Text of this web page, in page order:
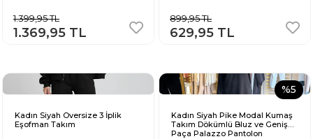
1.399,95 TL
1.369,95 TL
899,95 TL
629,95 TL
Kadın Siyah Oversize 3 İplik
Eşofman Takım
%5
Kadın Siyah Pike Modal Kumaş
Takım Dökümlü Bluz ve Geniş
Paça Palazzo Pantolon